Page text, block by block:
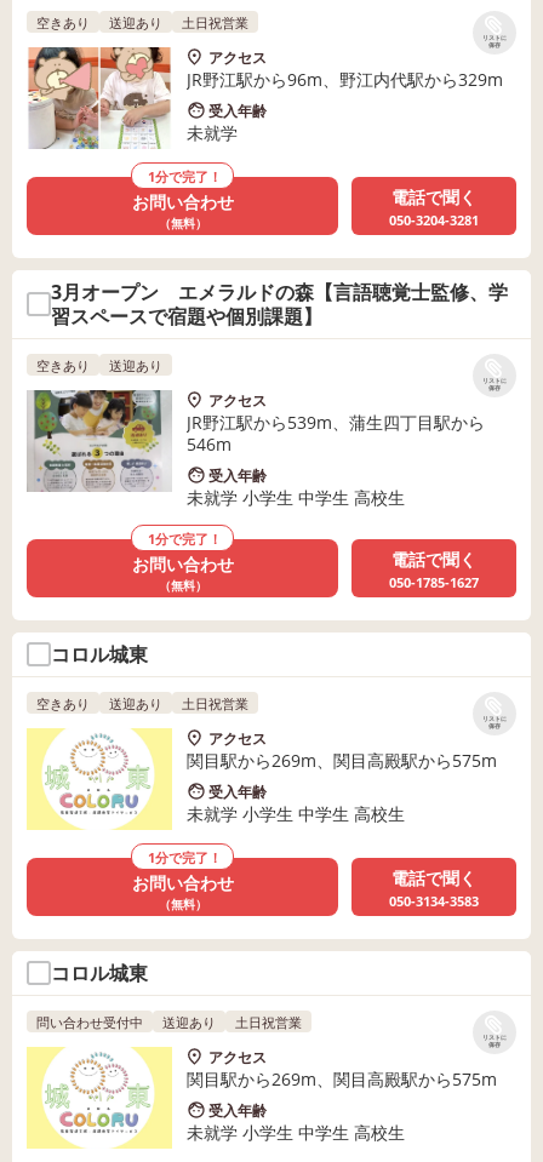
リストに
保存
空きあり 送迎あり 土日祝営業
アクセス
JR野江駅から96m、野江内代駅から329m
受入年齢
未就学
1分で完了！
お問い合わせ
（無料）
電話で聞く
050-3204-3281
3月オープン エメラルドの森【言語聴覚士監修、学
習スペースで宿題や個別課題】
リストに
保存
空きあり 送迎あり
アクセス
JR野江駅から539m、蒲生四丁目駅から
546m
受入年齢
未就学 小学生 中学生 高校生
1分で完了！
お問い合わせ
（無料）
電話で聞く
050-1785-1627
コロル城東
リストに
保存
空きあり 送迎あり 土日祝営業
アクセス
関目駅から269m、関目高殿駅から575m
受入年齢
未就学 小学生 中学生 高校生
1分で完了！
お問い合わせ
（無料）
電話で聞く
050-3134-3583
コロル城東
リストに
保存
問い合わせ受付中 送迎あり 土日祝営業
アクセス
関目駅から269m、関目高殿駅から575m
受入年齢
未就学 小学生 中学生 高校生